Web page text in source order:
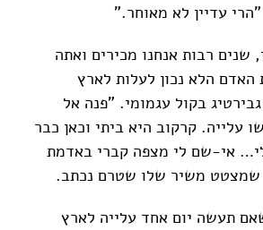
עדיין לא מאוחר."
שנים רבות אנחנו מכירים ואתה
הלא נכון לעלות לארץ
בקול עגמומי. "פנה אל
עלייה. קרקוב היא ביתי וכאן כבר
אי-שם לי מצפה קברי באדמת
שמצטט משיר שלו שטרם נכתב.
תעשה יום אחד עלייה לארץ